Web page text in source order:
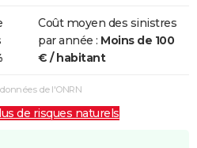
Coût moyen des sinistres
par année : Moins de 100
€ / habitant
de l'ONRN
de risques naturels